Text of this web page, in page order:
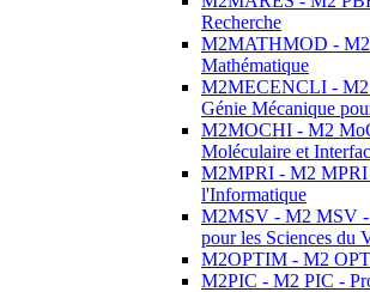
Recherche
M2MATHMOD -
Mathématique
M2MECENCLI -
Génie Mécanique
M2MOCHI - M2
Moléculaire et
M2MPRI - M2 MPRI
l'Informatique
M2MSV - M2 MSV -
pour les Sciences du
M2OPTIM - M2
M2PIC - M2 PIC -